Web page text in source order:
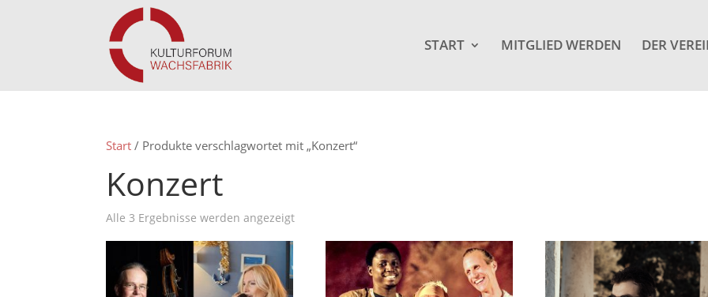
START MITGLIED WERDEN DER
Start / Produkte verschlagwortet mit „Konzert“
Konzert
Alle 3 Ergebnisse werden angezeigt